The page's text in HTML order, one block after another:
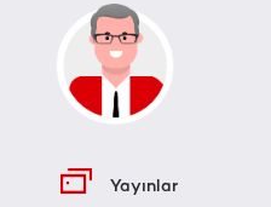
Yayınlar